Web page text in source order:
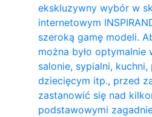
ekskluzywny wybór w
internetowym
szeroką gamę modeli.
można było
salonie, sypialni, kuchni,
dziecięcym itp., przed
zastanowić się nad
podstawowymi